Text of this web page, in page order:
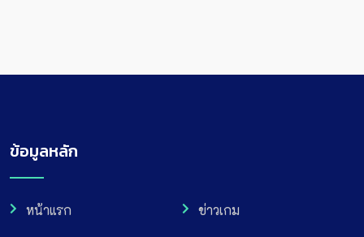
ข้อมูลหลัก
หน้าแรก ข่าวเกม